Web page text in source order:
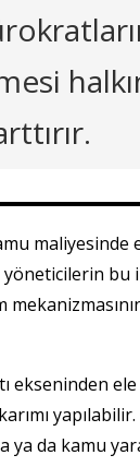
maliyesinde
ele
da kamu